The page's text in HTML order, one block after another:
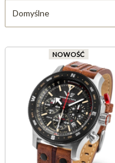
Domyślne
NOWOŚĆ